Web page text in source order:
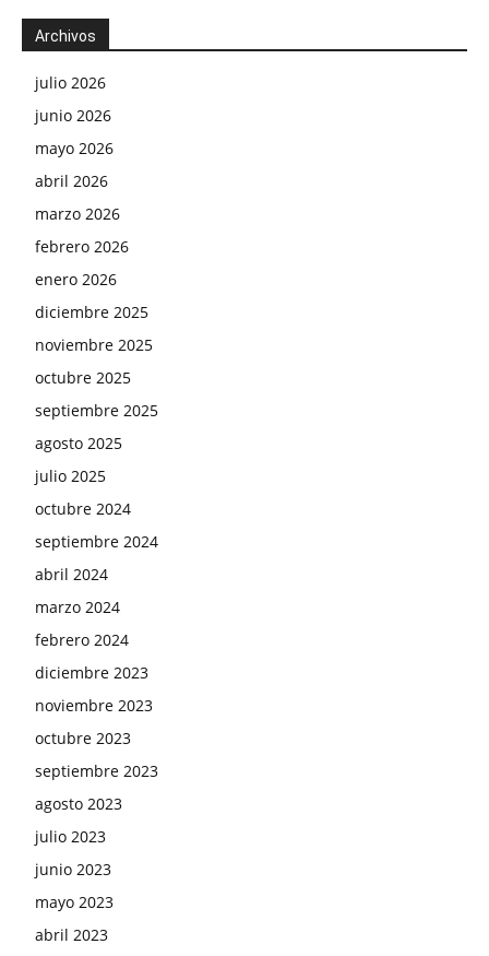
Archivos
julio 2026
junio 2026
mayo 2026
abril 2026
marzo 2026
febrero 2026
enero 2026
diciembre 2025
noviembre 2025
octubre 2025
septiembre 2025
agosto 2025
julio 2025
octubre 2024
septiembre 2024
abril 2024
marzo 2024
febrero 2024
diciembre 2023
noviembre 2023
octubre 2023
septiembre 2023
agosto 2023
julio 2023
junio 2023
mayo 2023
abril 2023